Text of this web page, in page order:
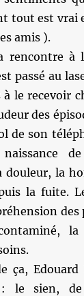
tout est
amis ).
rencontre à
passé au
à le recevoir
des
de son
douleur, la
la fuite.
ça,
le sien, de